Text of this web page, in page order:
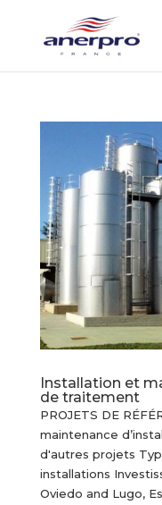
Installation et
de traitement
PROJETS DE
maintenance
d'autres projets
installations
Oviedo and Lugo,